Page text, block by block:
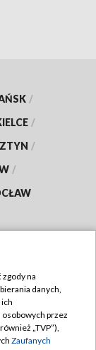
/
/
/
/
na
danych,
przez
„TVP”),
Zaufanych